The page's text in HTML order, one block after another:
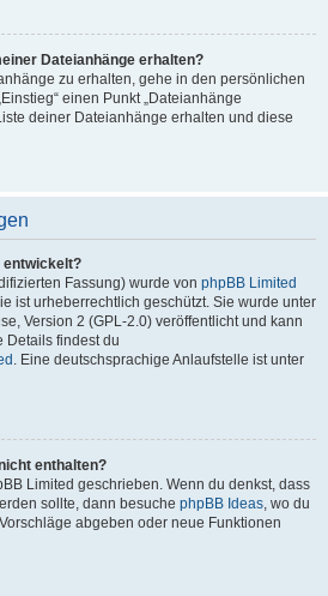
Dateianhänge erhalten?
zu erhalten, gehe in den persönlichen
einen Punkt „Dateianhänge
deiner Dateianhänge erhalten und diese
entwickelt?
Fassung) wurde von phpBB Limited
ist urheberrechtlich geschützt. Sie wurde unter
Version 2 (GPL-2.0) veröffentlicht und kann
Details findest du
. Eine deutschsprachige Anlaufstelle ist unter
enthalten?
Limited geschrieben. Wenn du denkst, dass
sollte, dann besuche phpBB Ideas, wo du
abgeben oder neue Funktionen